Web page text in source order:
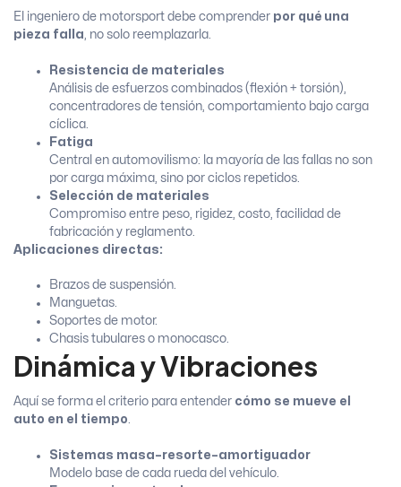
El ingeniero de motorsport debe comprender por qué una
pieza falla , no solo reemplazarla.
Resistencia de materiales
Análisis de esfuerzos combinados (flexión + torsión),
concentradores de tensión, comportamiento bajo carga
cíclica.
Fatiga
Central en automovilismo: la mayoría de las fallas no son
por carga máxima, sino por ciclos repetidos.
Selección de materiales
Compromiso entre peso, rigidez, costo, facilidad de
fabricación y reglamento.
Aplicaciones directas:
Brazos de suspensión.
Manguetas.
Soportes de motor.
Chasis tubulares o monocasco.
Dinámica y Vibraciones
Aquí se forma el criterio para entender cómo se mueve el
auto en el tiempo
Sistemas masa–resorte–amortiguador
Modelo base de cada rueda del vehículo.